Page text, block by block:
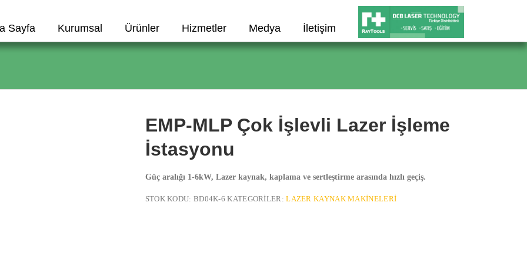
Sayfa Kurumsal Ürünler Hizmetler Medya İletişim
EMP-MLP Çok İşlevli Lazer İşleme
İstasyonu
Güç aralığı 1-6kW, Lazer kaynak, kaplama ve sertleştirme arasında hızlı geçiş.
STOK KODU: BD04K-6 KATEGORILER:LAZER KAYNAK MAKINELERI